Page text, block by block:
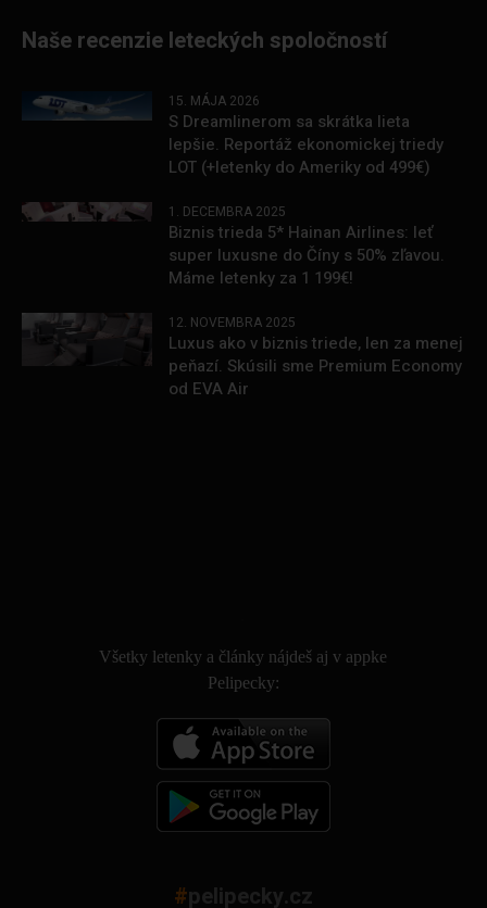
Naše recenzie leteckých spoločností
15. MÁJA 2026
S Dreamlinerom sa skrátka lieta
lepšie. Reportáž ekonomickej triedy
LOT (+letenky do Ameriky od 499€)
1. DECEMBRA 2025
Biznis trieda 5* Hainan Airlines: leť
super luxusne do Číny s 50% zľavou.
Máme letenky za 1 199€!
12. NOVEMBRA 2025
Luxus ako v biznis triede, len za menej
peňazí. Skúsili sme Premium Economy
od EVA Air
Všetky letenky a články nájdeš aj v appke
Pelipecky:
#pelipecky.cz